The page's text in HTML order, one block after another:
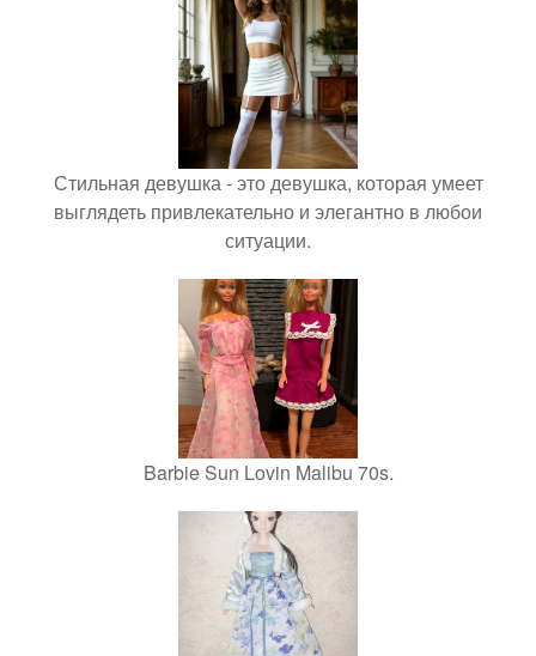
Стильная девушка - это девушка, которая умеет
выглядеть привлекательно и элегантно в любои
ситуации.
Barbie Sun Lovin Malibu 70s.